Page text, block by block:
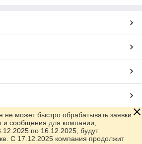
не может быстро обрабатывать заявки
и сообщения для компании,
по 16.12.2025, будут
С 17.12.2025 компания продолжит